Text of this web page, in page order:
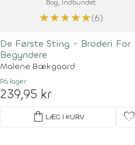
Bog, Indbundet
★★★★★(6)
De Første Sting - Broderi For
Begyndere
Malene Bækgaard
På lager
239,95 kr
shopping_bag LÆG I KURV favorite